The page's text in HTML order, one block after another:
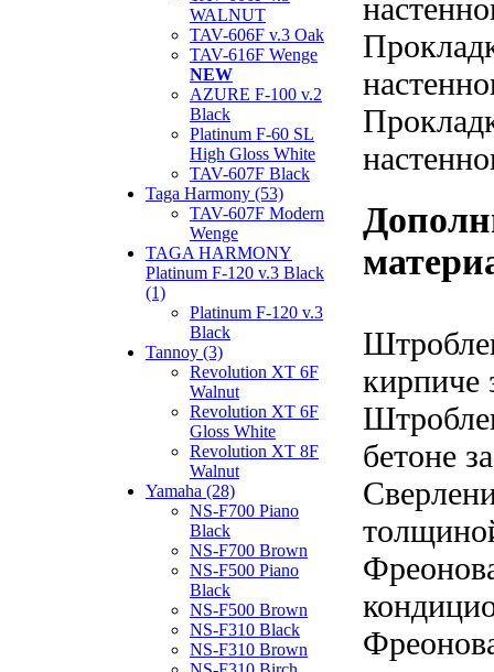
WALNUT
TAV-606F v.3 Oak
TAV-616F Wenge
NEW
AZURE F-100 v.2
Black
Platinum F-60 SL
High Gloss White
TAV-607F Black
Taga Harmony (53)
TAV-607F Modern
Wenge
TAGA HARMONY
Platinum F-120 v.3 Black
(1)
Platinum F-120 v.3
Black
Tannoy (3)
Revolution XT 6F
Walnut
Revolution XT 6F
Gloss White
Revolution XT 8F
Walnut
Yamaha (28)
NS-F700 Piano
Black
NS-F700 Brown
NS-F500 Piano
Black
NS-F500 Brown
NS-F310 Black
NS-F310 Brown
кирпиче
бетоне